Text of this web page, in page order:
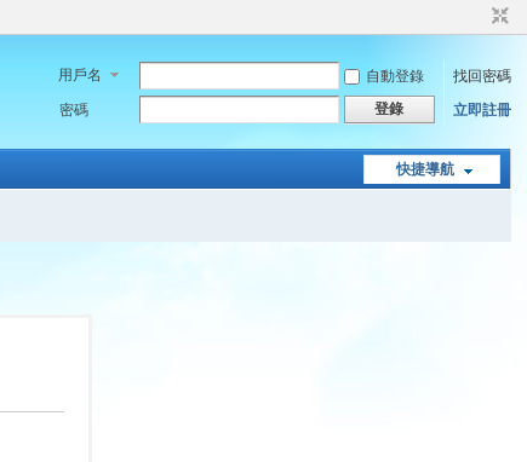
用戶名 自動登錄
找回密碼
密碼
登錄 立即註冊
快捷導航